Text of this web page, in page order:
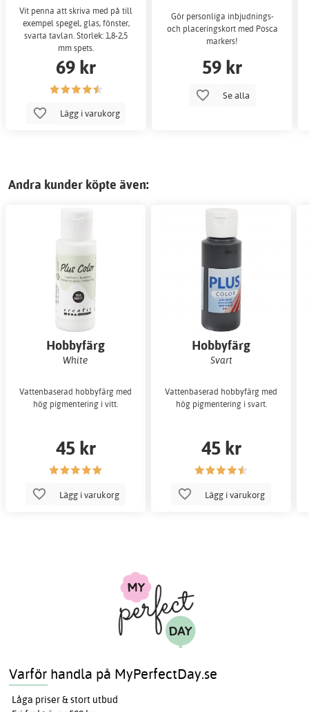
Vit penna att skriva med på till
exempel spegel, glas, fönster,
svarta tavlan. Storlek: 1,8-2,5
mm spets.
69 kr
Lägg i varukorg
Gör personliga inbjudnings-
och placeringskort med Posca
markers!
59 kr
Se alla
Andra kunder köpte även:
Hobbyfärg
White
Vattenbaserad hobbyfärg med
hög pigmentering i vitt.
45 kr
Lägg i varukorg
Hobbyfärg
Svart
Vattenbaserad hobbyfärg med
hög pigmentering i svart.
45 kr
Lägg i varukorg
Varför handla på MyPerfectDay.se
Låga priser & stort utbud